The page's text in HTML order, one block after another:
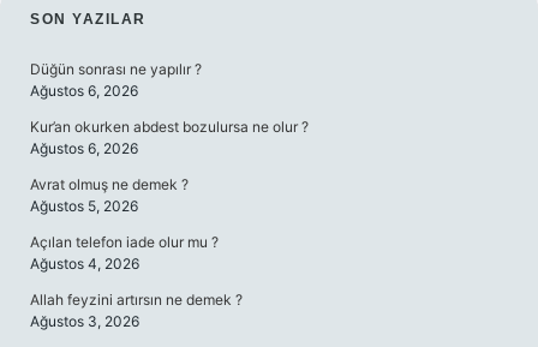
SIDEBAR
SON YAZILAR
Düğün sonrası ne yapılır ?
Ağustos 6, 2026
Kur’an okurken abdest bozulursa ne olur ?
Ağustos 6, 2026
Avrat olmuş ne demek ?
Ağustos 5, 2026
Açılan telefon iade olur mu ?
Ağustos 4, 2026
Allah feyzini artırsın ne demek ?
Ağustos 3, 2026